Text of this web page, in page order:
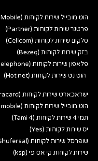
הוט מובייל שירות לקוחות (Hot Mobile)
פרטנר שירות לקוחות (Partner)
סלקום שירות לקוחות (Cellcom)
בזק שירות לקוחות (Bezeq)
פלאפון שירות לקוחות (Pelephone)
הוט נט שירות לקוחות (Hot net)
ישראכארט שירות לקוחות (Isracard)
הוט מובייל שירות לקוחות (Hot mobile)
תמי 4 שירות לקוחות (Tami 4)
יס שירות לקוחות (Yes)
שופרסל שירות לקוחות (Shufersal)
שירות לקוחות קי אס פי (ksp)